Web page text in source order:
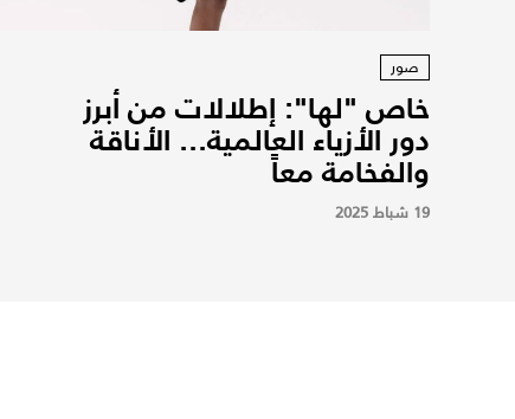
صور
خاص "لها": إطلالات من أبرز
دور الأزياء العالمية... الأناقة
والفخامة معاً
19 شباط 2025